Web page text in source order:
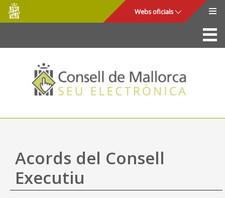
Salta al contingut principal
Consell
de
Mallorca
Webs oficials
La Seu
Consell de Mallorca
Accés i seguretat
Utilitats
Ajuda
Acords del Consell
Executiu